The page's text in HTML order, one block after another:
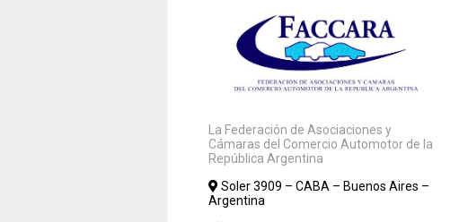
La Federación de Asociaciones y
Cámaras del Comercio Automotor de la
República Argentina
Soler 3909 – CABA – Buenos Aires –
Argentina